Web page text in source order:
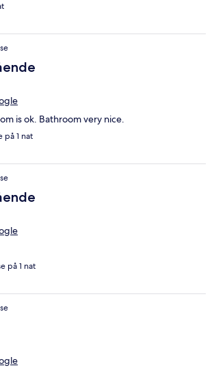
is ok. Bathroom very nice.
på 1 nat
på 1 nat